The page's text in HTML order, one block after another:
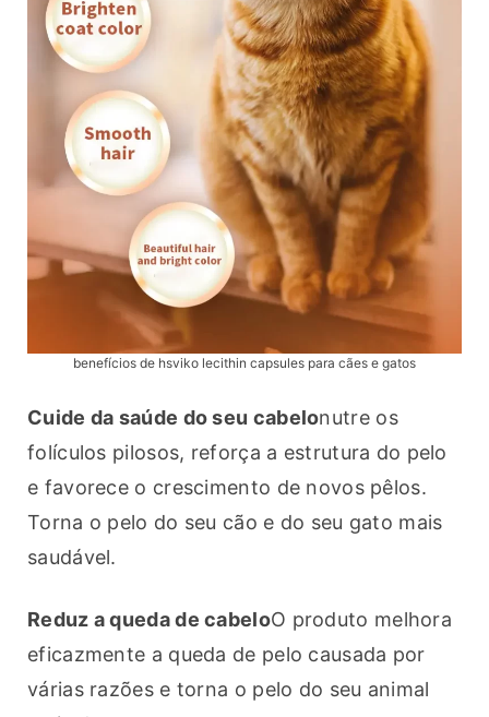
benefícios de hsviko lecithin capsules para cães e gatos
Cuide da saúde do seu cabelonutre os
folículos pilosos, reforça a estrutura do pelo
e favorece o crescimento de novos pêlos.
Torna o pelo do seu cão e do seu gato mais
saudável.
Reduz a queda de cabeloO produto melhora
eficazmente a queda de pelo causada por
várias razões e torna o pelo do seu animal